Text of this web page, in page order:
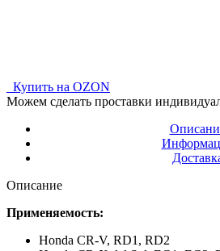
Купить на OZON
Можем сделать проставки
Описание
Применяемость:
Honda CR-V, RD1, RD2